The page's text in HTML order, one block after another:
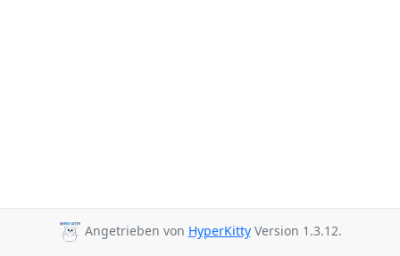
Angetrieben von HyperKittyVersion 1.3.12.